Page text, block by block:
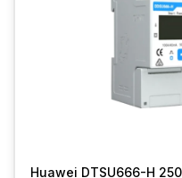
Huawei DTSU666-H